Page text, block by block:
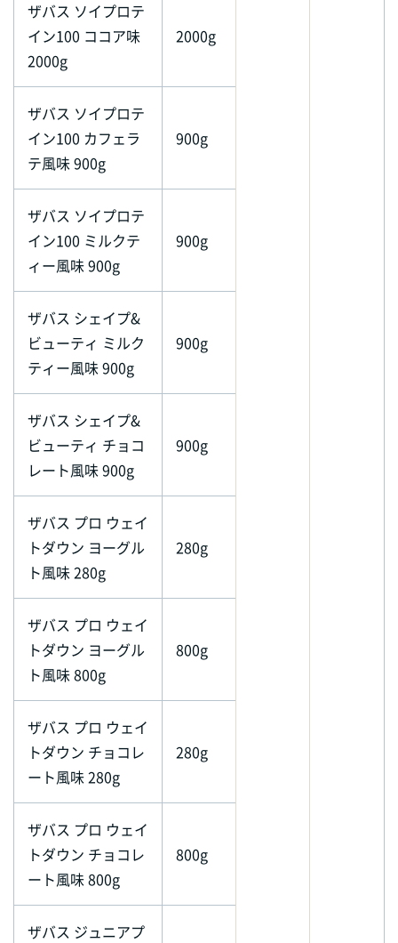
ザバス ソイプロテ
イン100 ココア味
2000g
2000g
ザバス ソイプロテ
イン100 カフェラ
テ風味 900g
900g
ザバス ソイプロテ
イン100 ミルクテ
ィー風味 900g
900g
ザバス シェイプ&
ビューティ ミルク
ティー風味 900g
900g
ザバス シェイプ&
ビューティ チョコ
レート風味 900g
900g
ザバス プロ ウェイ
トダウン ヨーグル
ト風味 280g
280g
ザバス プロ ウェイ
トダウン ヨーグル
ト風味 800g
800g
ザバス プロ ウェイ
トダウン チョコレ
ート風味 280g
280g
ザバス プロ ウェイ
トダウン チョコレ
ート風味 800g
800g
ザバス ジュニアプ